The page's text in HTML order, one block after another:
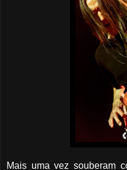
Mais uma vez souberam